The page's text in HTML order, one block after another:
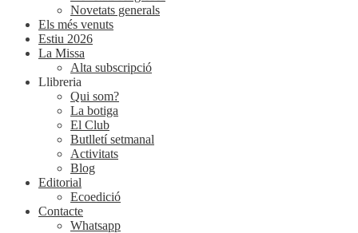
Novetats generals
Els més venuts
Estiu 2026
La Missa
Alta subscripció
Llibreria
Qui som?
La botiga
El Club
Butlletí setmanal
Activitats
Blog
Editorial
Ecoedició
Contacte
Whatsapp